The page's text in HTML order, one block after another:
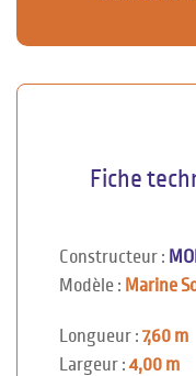
Fiche
Constructeur :
Modèle : Marine
Longueur : 7,60 m
Largeur : 4,00 m